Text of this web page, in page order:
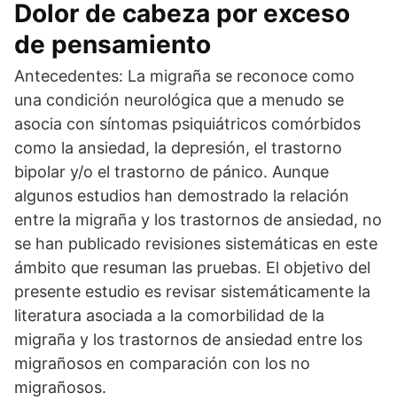
Dolor de cabeza por exceso
de pensamiento
Antecedentes: La migraña se reconoce como
una condición neurológica que a menudo se
asocia con síntomas psiquiátricos comórbidos
como la ansiedad, la depresión, el trastorno
bipolar y/o el trastorno de pánico. Aunque
algunos estudios han demostrado la relación
entre la migraña y los trastornos de ansiedad, no
se han publicado revisiones sistemáticas en este
ámbito que resuman las pruebas. El objetivo del
presente estudio es revisar sistemáticamente la
literatura asociada a la comorbilidad de la
migraña y los trastornos de ansiedad entre los
migrañosos en comparación con los no
migrañosos.